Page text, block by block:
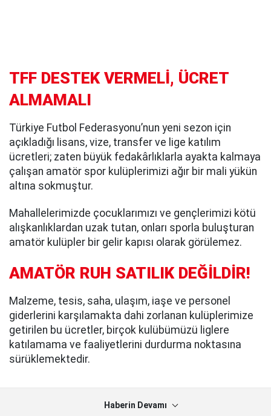
TFF DESTEK VERMELİ, ÜCRET
ALMAMALI
Türkiye Futbol Federasyonu’nun yeni sezon için
açıkladığı lisans, vize, transfer ve lige katılım
ücretleri; zaten büyük fedakârlıklarla ayakta kalmaya
çalışan amatör spor kulüplerimizi ağır bir mali yükün
altına sokmuştur.
Mahallelerimizde çocuklarımızı ve gençlerimizi kötü
alışkanlıklardan uzak tutan, onları sporla buluşturan
amatör kulüpler bir gelir kapısı olarak görülemez.
AMATÖR RUH SATILIK DEĞİLDİR!
Malzeme, tesis, saha, ulaşım, iaşe ve personel
giderlerini karşılamakta dahi zorlanan kulüplerimize
getirilen bu ücretler, birçok kulübümüzü liglere
katılamama ve faaliyetlerini durdurma noktasına
sürüklemektedir.
Haberin Devamı